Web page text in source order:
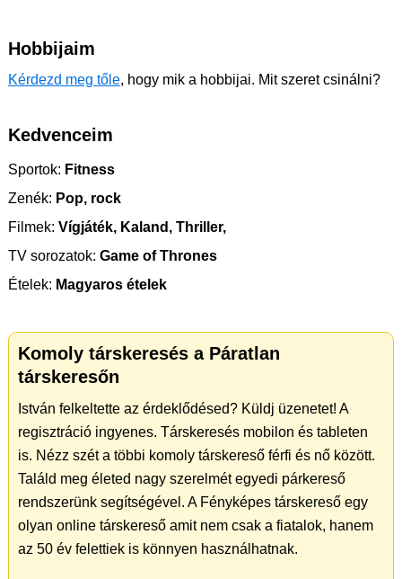
Hobbijaim
Kérdezd meg tőle, hogy mik a hobbijai. Mit szeret csinálni?
Kedvenceim
Sportok: Fitness
Zenék: Pop, rock
Filmek: Vígjáték, Kaland, Thriller,
TV sorozatok: Game of Thrones
Ételek: Magyaros ételek
Komoly társkeresés a Páratlan
társkeresőn
István felkeltette az érdeklődésed? Küldj üzenetet! A
regisztráció ingyenes. Társkeresés mobilon és tableten
is. Nézz szét a többi komoly társkereső férfi és nő között.
Találd meg életed nagy szerelmét egyedi párkereső
rendszerünk segítségével. A Fényképes társkereső egy
olyan online társkereső amit nem csak a fiatalok, hanem
az 50 év felettiek is könnyen használhatnak.